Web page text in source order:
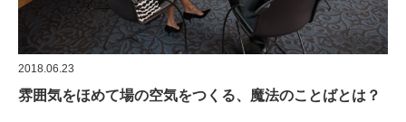
2018.06.23
雰囲気をほめて場の空気をつくる、魔法のことばとは？